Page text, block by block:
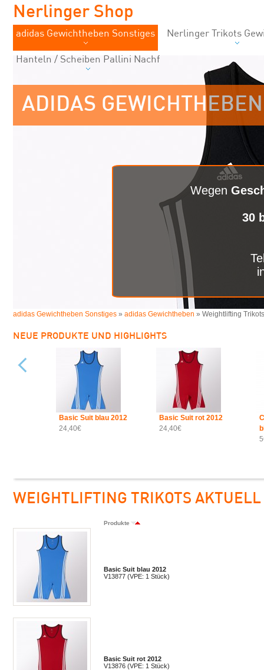
Wegen
30
Nerlinger Shop
adidas Gewichtheben Sonstiges Nerlinger Trikots
Hanteln / Scheiben Pallini Nachf
ADIDAS
adidas Gewichtheben Sonstiges » adidas Gewichtheben » Weightlifting
NEUE PRODUKTE UND HIGHLIGHTS
Basic Suit blau 2012
24,40€
Basic Suit rot 2012
24,40€
WEIGHTLIFTING TRIKOTS AKTUELL
Produkte
Basic Suit blau 2012
V13877 (VPE: 1 Stück)
Basic Suit rot 2012
V13876 (VPE: 1 Stück)